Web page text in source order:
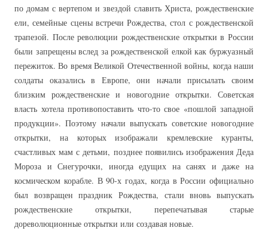
по домам с вертепом и звездой славить Христа, рождественские
ели, семейные сцены встречи Рождества, стол с рождественской
трапезой. После революции рождественские открытки в России
были запрещены вслед за рождественской елкой как буржуазный
пережиток. Во время Великой Отечественной войны, когда наши
солдаты оказались в Европе, они начали присылать своим
близким рождественские и новогодние открытки. Советская
власть хотела противопоставить что-то свое «пошлой западной
продукции». Поэтому начали выпускать советские новогодние
открытки, на которых изображали кремлевские куранты,
счастливых мам с детьми, позднее появились изображения Деда
Мороза и Снегурочки, иногда едущих на санях и даже на
космическом корабле. В 90-х годах, когда в России официально
был возвращен праздник Рождества, стали вновь выпускать
рождественские открытки, перепечатывая старые
дореволюционные открытки или создавая новые.